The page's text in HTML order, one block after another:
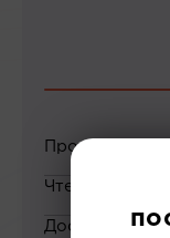
Просмотр
Чтение статей
Доступ к